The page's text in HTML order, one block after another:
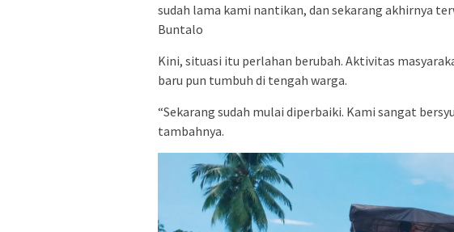
sudah lama kami nantikan, dan sekarang akhirnya
Buntalo
Kini, situasi itu perlahan berubah. Aktivitas
baru pun tumbuh di tengah warga.
“Sekarang sudah mulai diperbaiki. Kami sangat
tambahnya.